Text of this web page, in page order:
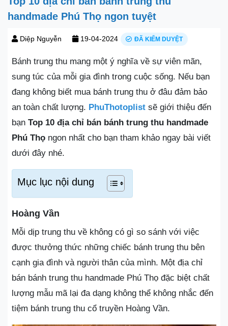
handmade Phú Thọ ngon tuyệt
Diệp Nguyễn 19-04-2024 ĐÃ KIỂM DUYỆT
Bánh trung thu mang một ý nghĩa về sự viên mãn,
sung túc của mỗi gia đình trong cuộc sống. Nếu bạn
đang không biết mua bánh trung thu ở đâu đảm bảo
an toàn chất lượng. PhuThotoplist sẽ giới thiệu đến
bạn Top 10 địa chỉ bán bánh trung thu handmade
Phú Thọ ngon nhất cho bạn tham khảo ngay bài viết
dưới đây nhé.
Mục lục nội dung
Hoàng Vần
Mỗi dịp trung thu về không có gì so sánh với việc
được thưởng thức những chiếc bánh trung thu bên
cạnh gia đình và người thân của mình. Một địa chỉ
bán bánh trung thu handmade Phú Thọ đặc biệt chất
lượng mẫu mã lại đa dạng không thể không nhắc đến
tiệm bánh trung thu cổ truyền Hoàng Vần.